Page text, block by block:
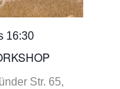
16:30
Str. 65,